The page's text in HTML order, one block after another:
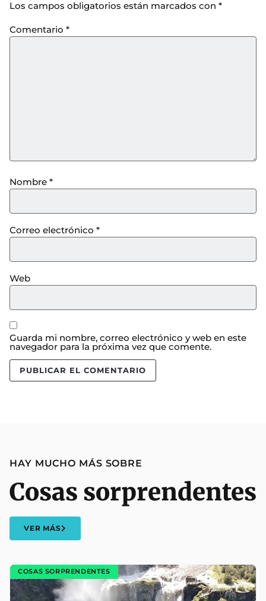
Los campos obligatorios están marcados con *
Comentario *
Nombre *
Correo electrónico *
Web
Guarda mi nombre, correo electrónico y web en este
navegador para la próxima vez que comente.
HAY MUCHO MÁS SOBRE
Cosas sorprendentes
VER MÁS
COSAS SORPRENDENTES